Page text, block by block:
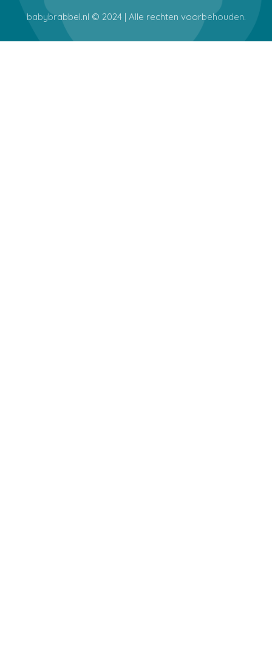
babybrabbel.nl © 2024 | Alle rechten voorbehouden.